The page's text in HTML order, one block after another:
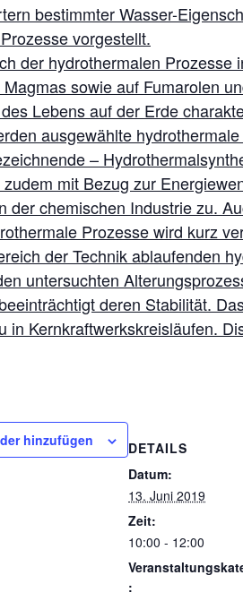
bestimmter Wasser-
vorgestellt.
der hydrothermalen
sowie auf Fumarolen
Lebens auf der Erde
ausgewählte
–
mit Bezug zur
der chemischen Industrie zu.
Prozesse wird kurz
der Technik ablaufenden
untersuchten
deren Stabilität.
in Kernkraftwerkskreisläufen.
hinzufügen
DETAILS
Datum:
13. Juni 2019
Zeit:
10:00 - 12:00
: